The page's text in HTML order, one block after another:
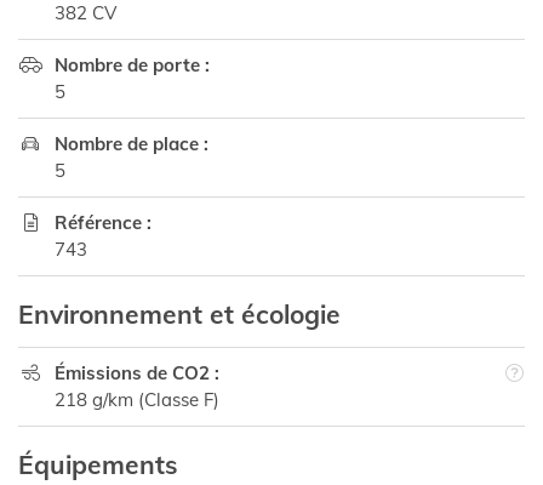
382 CV

Nombre de porte :
5

Nombre de place :
5

Référence :
743
Environnement et écologie

Émissions de CO2 :
218 g/km (Classe F)
Équipements